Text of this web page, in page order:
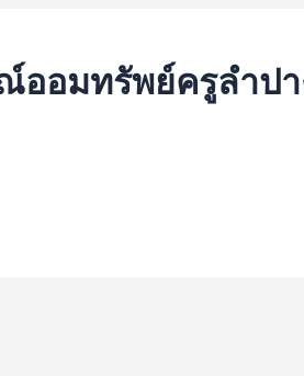
ออมทรัพย์ครูลำป